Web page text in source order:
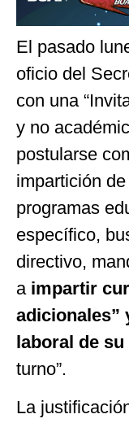
El pasado
oficio del
con una
y no
postularse
impartición
programas
específico,
directivo,
a impartir
adicionales”
laboral de
turno”.
La